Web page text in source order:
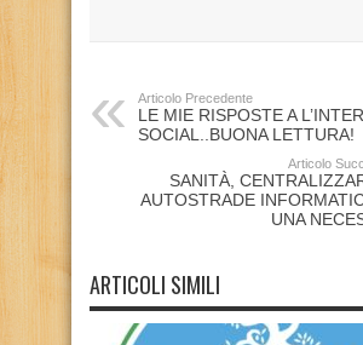
Articolo Precedente
LE MIE RISPOSTE A
SOCIAL..BUONA LETTURA!
Articolo
SANITÀ,
AUTOSTRADE
UNA
ARTICOLI SIMILI